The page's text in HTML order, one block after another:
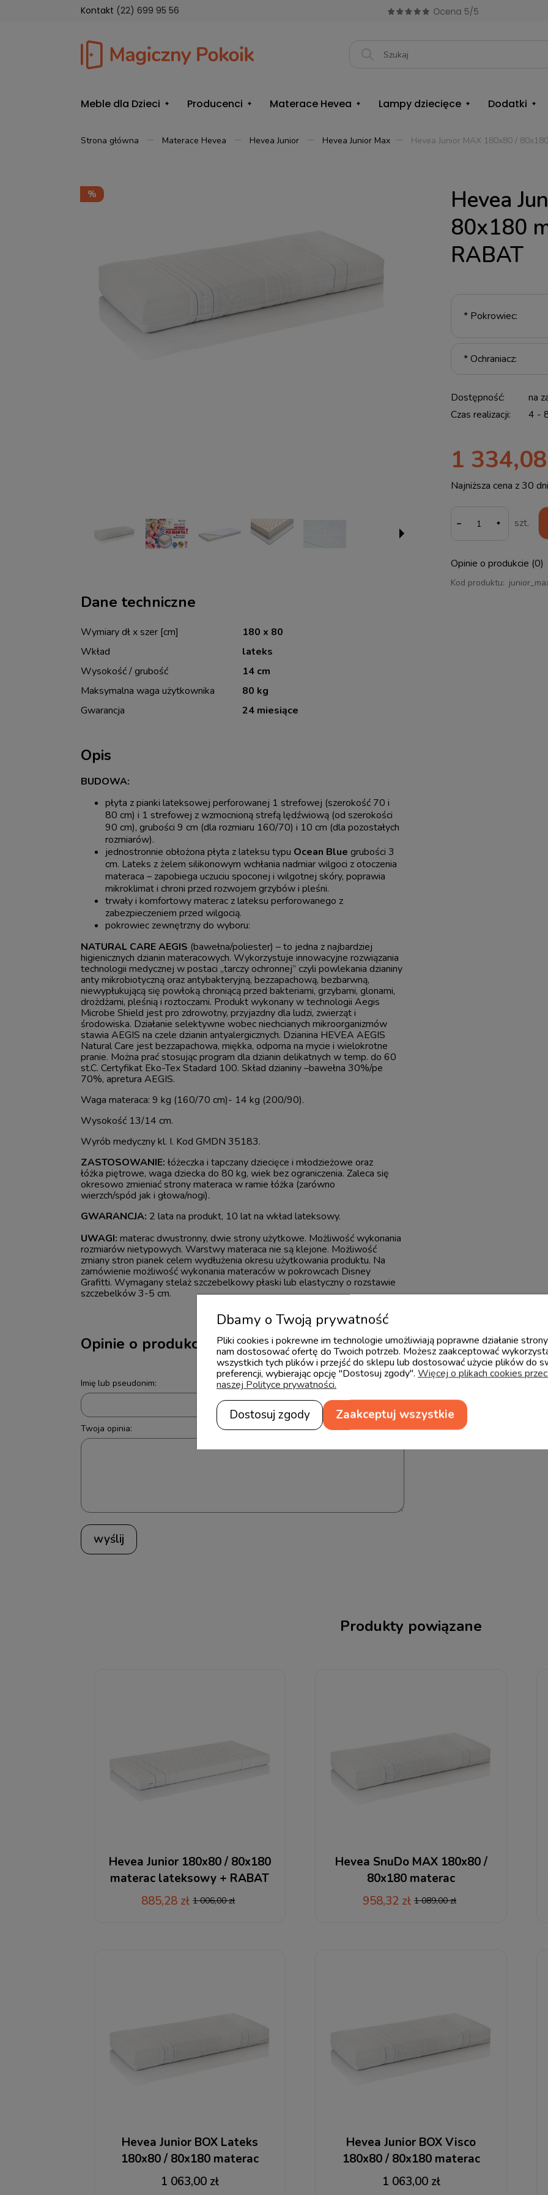
Kontakt (22) 699 95 56
Meble dla Dzieci Producenci Materace Hevea Lampy dziecięce Dodatki
Strona główna Materace Hevea Hevea Junior Hevea Junior Max Hevea Junior MAX 180x80 /
Opis
BUDOWA:
płyta z pianki lateksowej perforowanej 1 strefowej (szerokość 70 i
80 cm) i 1 strefowej z wzmocnioną strefą lędźwiową (od szerokości
90 cm), grubości 9 cm (dla rozmiaru 160/70) i 10 cm (dla pozostałych
rozmiarów).
jednostronnie obłożona płyta z lateksu typu Ocean Blue grubości 3
cm. Lateks z żelem silikonowym wchłania nadmiar wilgoci z otoczenia
materaca – zapobiega uczuciu spoconej i wilgotnej skóry, poprawia
mikroklimat i chroni przed rozwojem grzybów i pleśni.
trwały i komfortowy materac z lateksu perforowanego z
zabezpieczeniem przed wilgocią.
pokrowiec zewnętrzny do wyboru:
NATURAL CARE AEGIS (bawełna/poliester) – to jedna z najbardziej
higienicznych dzianin materacowych. Wykorzystuje innowacyjne rozwiązania
technologii medycznej w postaci „tarczy ochronnej” czyli powlekania dzianiny
anty mikrobiotyczną oraz antybakteryjną, bezzapachową, bezbarwną,
niewypłukującą się powłoką chroniącą przed bakteriami, grzybami, glonami,
drożdżami, pleśnią i roztoczami. Produkt wykonany w technologii Aegis
Microbe Shield jest pro zdrowotny, przyjazdny dla ludzi, zwierząt i
środowiska. Działanie selektywne wobec niechcianych mikroorganizmów
stawia AEGIS na czele dzianin antyalergicznych. Dzianina HEVEA AEGIS
Natural Care jest bezzapachowa, miękka, odporna na mycie i wielokrotne
pranie. Można prać stosując program dla dzianin delikatnych w temp. do 60
st.C. Certyfikat Eko-Tex Stadard 100. Skład dzianiny –bawełna 30%/pe
70%, apretura AEGIS.
Waga materaca: 9 kg (160/70 cm)- 14 kg (200/90).
Wysokość 13/14 cm.
Wyrób medyczny kl. I. Kod GMDN 35183.
ZASTOSOWANIE: łóżeczka i tapczany dziecięce i młodzieżowe oraz
łóżka piętrowe, waga dziecka do 80 kg, wiek bez ograniczenia. Zaleca się
okresowo zmieniać strony materaca w ramie łóżka (zarówno
wierzch/spód jak i głowa/nogi).
GWARANCJA: 2 lata na produkt, 10 lat na wkład lateksowy.
UWAGI: materac dwustronny, dwie strony użytkowe. Możliwość wykonania
rozmiarów nietypowych. Warstwy materaca nie są klejone. Możliwość
zmiany stron pianek celem wydłużenia okresu użytkowania produktu. Na
zamówienie możliwość wykonania materaców w pokrowcach Disney
Grafitti. Wymagany stelaż szczebelkowy płaski lub elastyczny o rozstawie
szczebelków 3-5 cm.
Dane techniczne
Wymiary dł x szer [cm]
180 x 80
Wkład
lateks
Wysokość / grubość
14 cm
Maksymalna waga użytkownika
80 kg
Gwarancja
24 miesiące
Opinie o produkcie (0)
Imię lub pseudonim:
Twoja opinia:
wyślij
Hevea
80x180
RABAT
*Pokrowiec:
*Ochraniacz:
Dostępność:
na
Czas realizacji:
4 -
1
Najniższa cena z 30
- szt.
Kod produktu:
Opinie o produkcie (0)
Produkty powiązane
Hevea Junior 180x80 / 80x180
materac lateksowy + RABAT
885,28 zł 1 006,00 zł
Hevea SnuDo MAX 180x80 /
80x180 materac
wysokoelastyczny + RABAT
958,32 zł 1 089,00 zł
Hevea Junior BOX Lateks
180x80 / 80x180 materac
kieszeniowy + RABAT
1 063,00 zł
Hevea Junior BOX Visco
180x80 / 80x180 materac
kieszeniowy + RABAT
1 063,00 zł
Dbamy o Twoją prywatność
Pliki cookies i pokrewne im technologie umożliwiają poprawne działanie
nam dostosować ofertę do Twoich potrzeb. Możesz zaakceptować
wszystkich tych plików i przejść do sklepu lub dostosować użycie plików do
preferencji, wybierając opcję "Dostosuj zgody". Więcej o plikach cookies
naszej Polityce prywatności.
Dostosuj zgody Zaakceptuj wszystkie